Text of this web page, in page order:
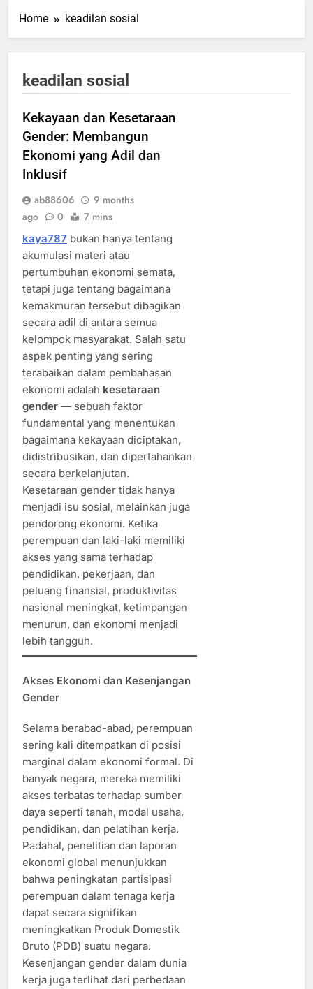
Home keadilan sosial
keadilan sosial
Kekayaan dan Kesetaraan
Gender: Membangun
Ekonomi yang Adil dan
Inklusif
ab88606
9 months
ago
0 7 mins
kaya787 bukan hanya tentang
akumulasi materi atau
pertumbuhan ekonomi semata,
tetapi juga tentang bagaimana
kemakmuran tersebut dibagikan
secara adil di antara semua
kelompok masyarakat. Salah satu
aspek penting yang sering
terabaikan dalam pembahasan
ekonomi adalah kesetaraan
gender — sebuah faktor
fundamental yang menentukan
bagaimana kekayaan diciptakan,
didistribusikan, dan dipertahankan
secara berkelanjutan.
Kesetaraan gender tidak hanya
menjadi isu sosial, melainkan juga
pendorong ekonomi. Ketika
perempuan dan laki-laki memiliki
akses yang sama terhadap
pendidikan, pekerjaan, dan
peluang finansial, produktivitas
nasional meningkat, ketimpangan
menurun, dan ekonomi menjadi
lebih tangguh.
Akses Ekonomi dan Kesenjangan
Gender
Selama berabad-abad, perempuan
sering kali ditempatkan di posisi
marginal dalam ekonomi formal. Di
banyak negara, mereka memiliki
akses terbatas terhadap sumber
daya seperti tanah, modal usaha,
pendidikan, dan pelatihan kerja.
Padahal, penelitian dan laporan
ekonomi global menunjukkan
bahwa peningkatan partisipasi
perempuan dalam tenaga kerja
dapat secara signifikan
meningkatkan Produk Domestik
Bruto (PDB) suatu negara.
Kesenjangan gender dalam dunia
kerja juga terlihat dari perbedaan